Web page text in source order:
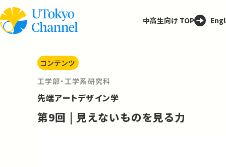
中高生向け TOP
コンテンツ
工学部・工学系研究科
先端アートデザイン学
第9回 | 見えないものを見る力